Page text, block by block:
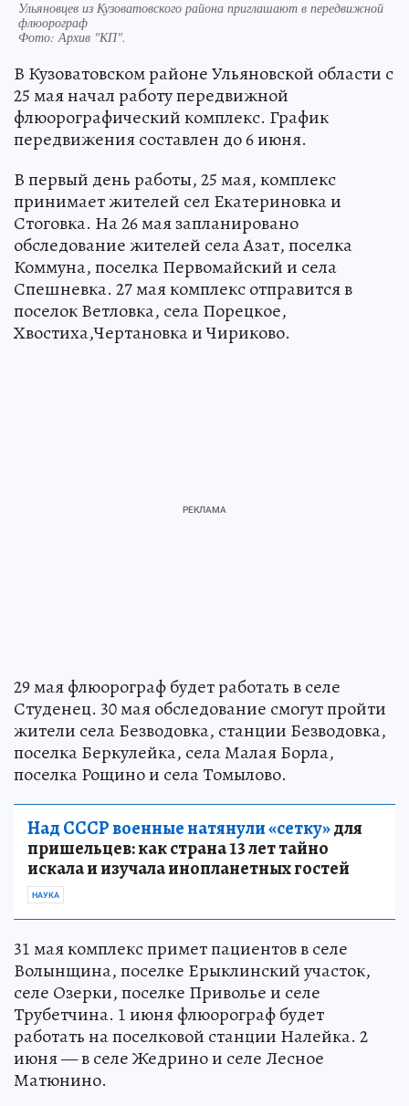
Ульяновцев из Кузоватовского района приглашают в передвижной
флюорограф
Фото: Архив "КП".
В Кузоватовском районе Ульяновской области с
25 мая начал работу передвижной
флюорографический комплекс. График
передвижения составлен до 6 июня.
В первый день работы, 25 мая, комплекс
принимает жителей сел Екатериновка и
Стоговка. На 26 мая запланировано
обследование жителей села Азат, поселка
Коммуна, поселка Первомайский и села
Спешневка. 27 мая комплекс отправится в
поселок Ветловка, села Порецкое,
Хвостиха,Чертановка и Чириково.
29 мая флюорограф будет работать в селе
Студенец. 30 мая обследование смогут пройти
жители села Безводовка, станции Безводовка,
поселка Беркулейка, села Малая Борла,
поселка Рощино и села Томылово.
Над СССР военные натянули «сетку»для
пришельцев: как страна 13 лет тайно
искала и изучала инопланетных гостей
НАУКА
31 мая комплекс примет пациентов в селе
Волынщина, поселке Ерыклинский участок,
селе Озерки, поселке Приволье и селе
Трубетчина. 1 июня флюорограф будет
работать на поселковой станции Налейка. 2
июня — в селе Жедрино и селе Лесное
Матюнино.